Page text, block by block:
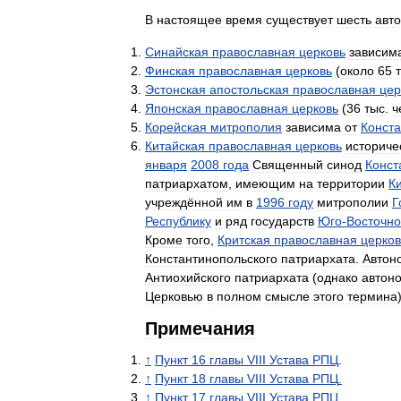
В настоящее время существует шесть
Синайская православная церковь
Финская православная церковь (около 65
Эстонская апостольская православная
Японская православная церковь (36 тыс
Корейская митрополия зависима от
Китайская православная церковь
января 2008 года Священный синод
патриархатом
имеющим на территории
учреждённой им в 1996 году митрополии
Республику и ряд государств Юго-
Кроме того Критская православная
Константинопольского патриархата
Антиохийского патриархата (однако
Церковью в полном смысле этого термина
Примечания
↑ Пункт 16 главы VIII Устава РПЦ
↑ Пункт 18 главы VIII Устава РПЦ
↑ Пункт 17 главы VIII Устава РПЦ